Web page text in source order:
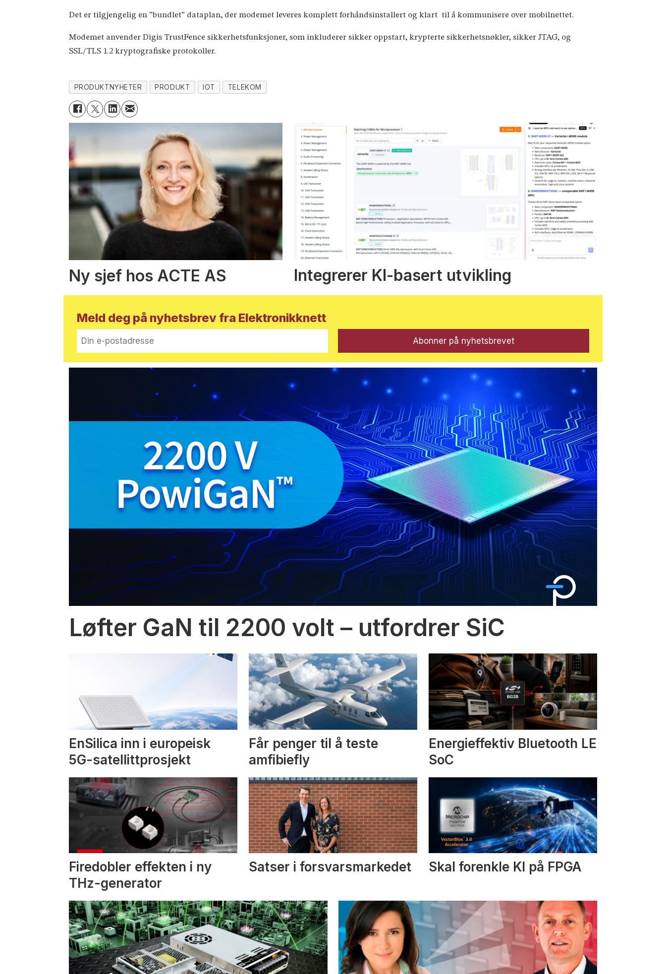
Det er tilgjengelig en ”bundlet” dataplan, der modemet leveres komplett forhåndsinstallert og klart til å kommunisere over mobilnettet.
Modemet anvender Digis TrustFence sikkerhetsfunksjoner, som inkluderer sikker oppstart, krypterte sikkerhetsnøkler, sikker JTAG, og
SSL/TLS 1.2 kryptografiske protokoller.
PRODUKTNYHETER PRODUKT IOT TELEKOM
Ny sjef hos ACTE AS Integrerer KI-basert utvikling
Meld deg på nyhetsbrev fra Elektronikknett
Løfter GaN til 2200 volt – utfordrer SiC
EnSilica inn i europeisk
5G-satellittprosjekt
Får penger til å teste
amfibiefly
Energieffektiv Bluetooth LE
SoC
Firedobler effekten i ny
THz-generator
Satser i forsvarsmarkedet Skal forenkle KI på FPGA